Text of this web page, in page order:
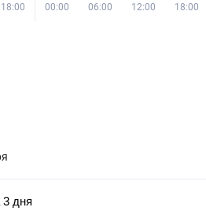
18:00 00:00 06:00 12:00 18:00
3 дня